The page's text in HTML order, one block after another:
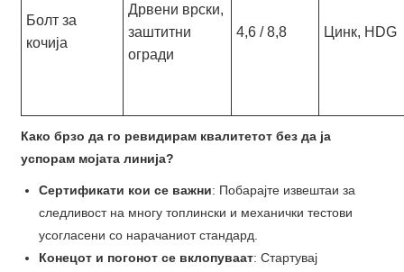
Болт за
кочија
Дрвени врски,
заштитни
огради
4,6 / 8,8 Цинк, HDG
Како брзо да го ревидирам квалитетот без да ја
успорам мојата линија?
Сертификати кои се важни: Побарајте извештаи за
следливост на многу топлински и механички тестови
усогласени со нарачаниот стандард.
Конецот и погонот се вклопуваат: Стартувај